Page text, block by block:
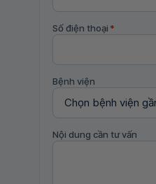
Số điện thoại *
Bệnh viện
Nội dung cần tư vấn